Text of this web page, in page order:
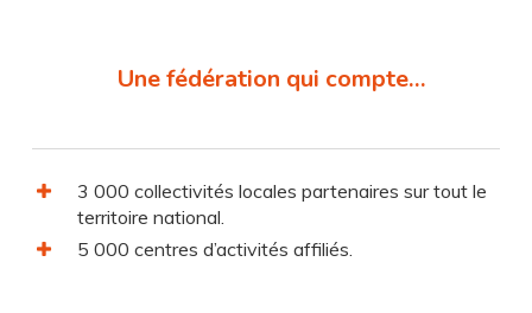
Une fédération qui compte…
3 000 collectivités locales partenaires sur tout le
territoire national.
5 000 centres d’activités affiliés.